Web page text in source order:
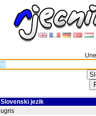
Slovenski jezik
ugris